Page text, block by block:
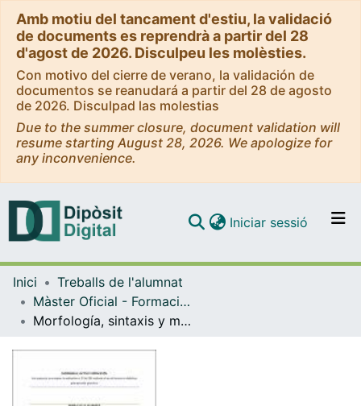
Amb motiu del tancament d'estiu, la validació
de documents es reprendrà a partir del 28
d'agost de 2026. Disculpeu les molèsties.
Con motivo del cierre de verano, la validación de
documentos se reanudará a partir del 28 de agosto
de 2026. Disculpad las molestias
Due to the summer closure, document validation will
resume starting August 28, 2026. We apologize for
any inconvenience.
Navega per tot el DD
Iniciar sessió (current)
Inici
Treballs de l'alumnat
Màster Oficial - Formació del Professorat de Secundària Obligatòria i Batxillerat, Formació Professional i Ensenyament d'Idiomes
Morfología, sintaxis y motivación: una propuesta para mejorar la motivación en 3º de ESO mediante el uso de secuencias didácticas para aprender gramática